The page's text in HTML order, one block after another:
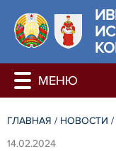
ГЛАВНАЯ / НОВОСТИ /
14.02.2024